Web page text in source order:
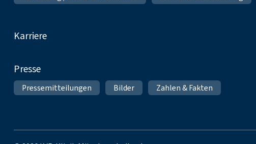
Karriere
Presse
Pressemitteilungen Bilder Zahlen & Fakten